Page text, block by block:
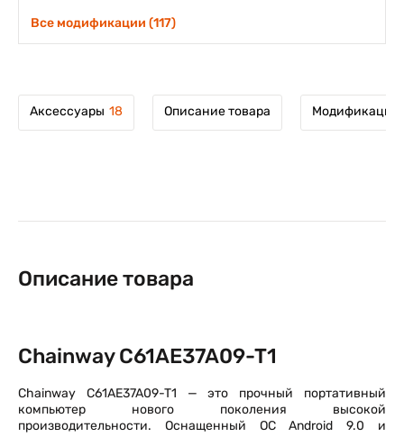
Все модификации (117)
Аксессуары 18 Описание товара Модификации
Описание товара
Chainway C61AE37A09-T1
Chainway C61AE37A09-T1 — это прочный портативный
компьютер нового поколения высокой
производительности. Оснащенный ОС Android 9.0 и